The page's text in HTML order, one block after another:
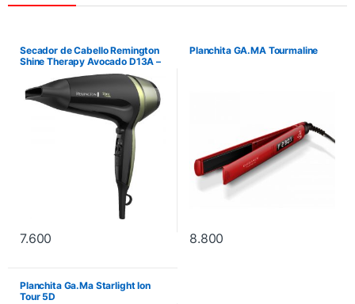
Secador de Cabello Remington
Shine Therapy Avocado D13A –
7.600
Planchita GA.MA Tourmaline
8.800
Planchita Ga.Ma Starlight Ion
Tour 5D